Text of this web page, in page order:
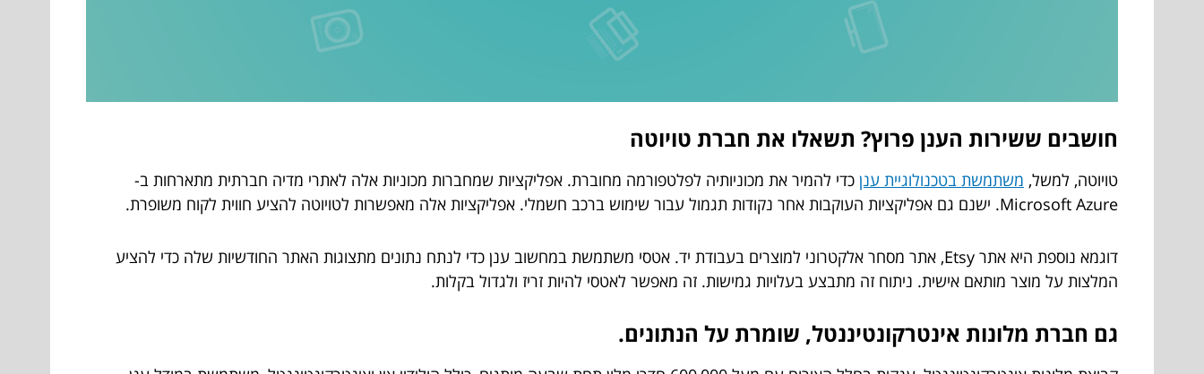
חושבים ששירות הענן פרוץ? תשאלו את חברת טויוטה
טויוטה, למשל, משתמשת בטכנולוגיית ענן כדי להמיר את מכוניותיה לפלטפורמה מחוברת. אפליקציות שמחברות מכוניות אלה לאתרי מדיה חברתית מתארחות ב-
Microsoft Azure. ישנם גם אפליקציות העוקבות אחר נקודות תגמול עבור שימוש ברכב חשמלי. אפליקציות אלה מאפשרות לטויוטה להציע חווית לקוח משופרת.
דוגמא נוספת היא אתר Etsy, אתר מסחר אלקטרוני למוצרים בעבודת יד. אטסי משתמשת במחשוב ענן כדי לנתח נתונים מתצוגות האתר החודשיות שלה כדי להציע
המלצות על מוצר מותאם אישית. ניתוח זה מתבצע בעלויות גמישות. זה מאפשר לאטסי להיות זריז ולגדול בקלות.
גם חברת מלונות אינטרקונטיננטל, שומרת על הנתונים.